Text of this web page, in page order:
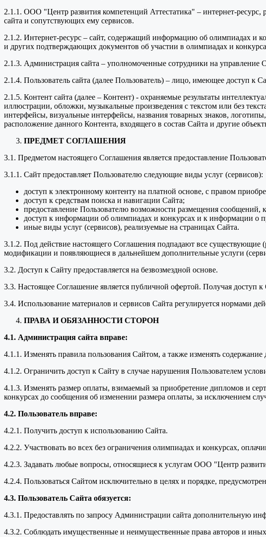
2.1.1. ООО "Центр развития компетенций Аттестатика" – интернет-
сайта и сопутствующих ему сервисов.
2.1.2. Интернет-ресурс – сайт, содержащий информацию об олимпиадах и
и других подтверждающих документов об участии в олимпиадах и
2.1.3. Администрация сайта – уполномоченные сотрудники на
2.1.4. Пользователь сайта (далее Пользователь) – лицо, имеющее доступ к
2.1.5. Контент сайта (далее – Контент) - охраняемые результаты
иллюстрации, обложки, музыкальные произведения с текстом или без
интерфейсы, визуальные интерфейсы, названия товарных знаков,
расположение данного Контента, входящего в состав Сайта и другие
ПРЕДМЕТ СОГЛАШЕНИЯ
3.1. Предметом настоящего Соглашения является предоставление
3.1.1. Сайт предоставляет Пользователю следующие виды услуг (сервисов):
доступ к электронному контенту на платной основе, с правом
доступ к средствам поиска и навигации Сайта;
предоставление Пользователю возможности размещения сообщений,
доступ к информации об олимпиадах и конкурсах и к информации о
иные виды услуг (сервисов), реализуемые на страницах Сайта.
3.1.2. Под действие настоящего Соглашения подпадают все
модификации и появляющиеся в дальнейшем дополнительные услуги
3.2. Доступ к Сайту предоставляется на безвозмездной основе.
3.3. Настоящее Соглашение является публичной офертой. Получая доступ
3.4. Использование материалов и сервисов Сайта регулируется нормами
ПРАВА И ОБЯЗАННОСТИ СТОРОН
4.1. Администрация сайта вправе:
4.1.1. Изменять правила пользования Сайтом, а также изменять
4.1.2. Ограничить доступ к Сайту в случае нарушения Пользователем
4.1.3. Изменять размер оплаты, взимаемый за приобретение дипломов и
конкурсах до сообщения об изменении размера оплаты, за исключением
4.2. Пользователь вправе:
4.2.1. Получить доступ к использованию Сайта.
4.2.2. Участвовать во всех без ограничения олимпиадах и конкурсах,
4.2.3. Задавать любые вопросы, относящиеся к услугам ООО "Центр
4.2.4. Пользоваться Сайтом исключительно в целях и порядке,
4.3. Пользователь Сайта обязуется:
4.3.1. Предоставлять по запросу Администрации сайта дополнительную
4.3.2. Соблюдать имущественные и неимущественные права авторов и